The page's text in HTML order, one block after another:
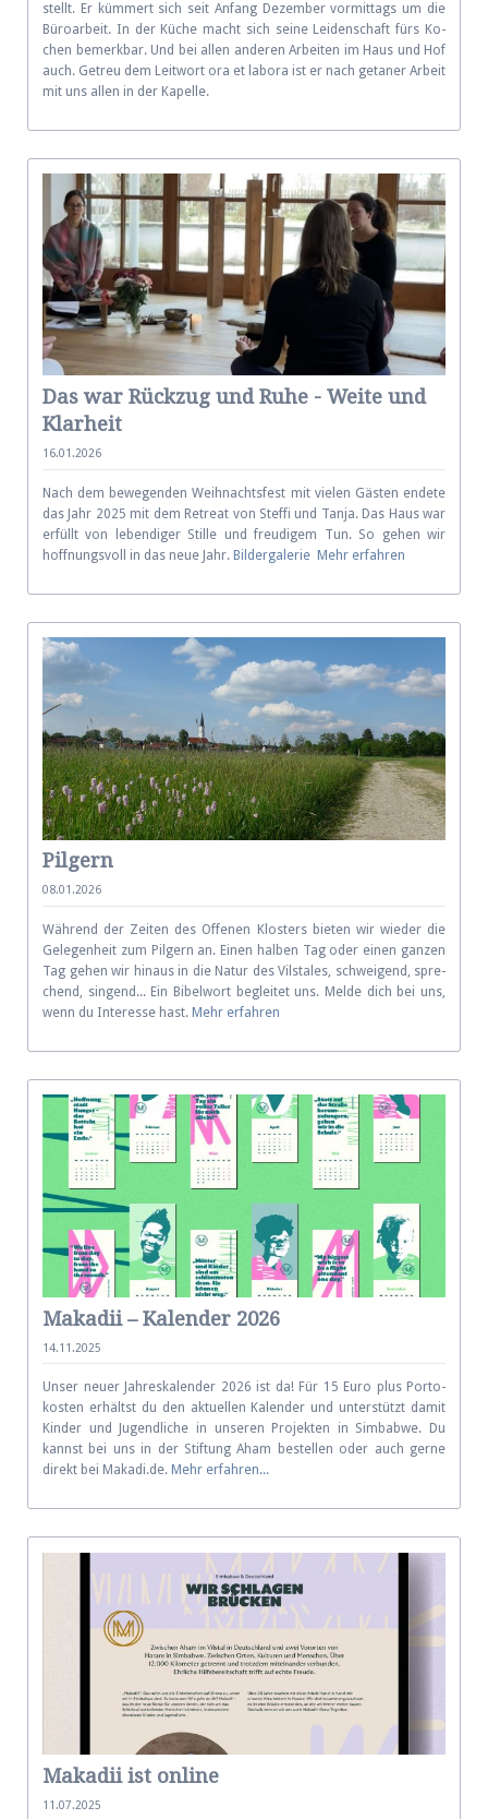
stellt. Er küm­mert sich seit An­fang De­zem­ber vor­mit­tags um die
Bü­ro­ar­beit. In der Kü­che macht sich seine Lei­den­schaft fürs Ko­
chen be­merk­bar. Und bei allen an­de­ren Ar­bei­ten im Haus und Hof
auch. Ge­treu dem Leit­wort ora et la­bo­ra ist er nach ge­ta­ner Ar­beit
mit uns al­len in der Kapelle.
Das war Rückzug und Ruhe - Weite und
Klarheit
16.01.2026
Nach dem bewegenden Weihnachtsfest mit vielen Gästen endete
das Jahr 2025 mit dem Retreat von Steffi und Tanja. Das Haus war
erfüllt von lebendiger Stille und freudigem Tun. So gehen wir
hoffnungsvoll in das neue Jahr. Bildergalerie Mehr erfahren
Pilgern
08.01.2026
Während der Zei­ten des Offe­nen Klo­sters bieten wir wie­der die
Ge­legenheit zum Pil­gern an. Einen hal­ben Tag oder einen gan­zen
Tag ge­hen wir hin­aus in die Na­tur des Vils­tales, schwei­gend, spre­
chend, sin­gend... Ein Bibel­wort be­glei­tet uns. Melde dich bei uns,
wenn du In­ter­esse hast. Mehr erfahren
Makadii – Kalender 2026
14.11.2025
Unser neuer Jahres­kalender 2026 ist da! Für 15 Euro plus Porto­
kosten erhältst du den aktuellen Ka­len­der und unter­stützt da­mit
Kinder und Ju­gend­liche in unse­ren Pro­jekten in Simbabwe. Du
kannst bei uns in der Stiftung Aham be­stellen oder auch gerne
direkt bei Makadi.de. Mehr erfahren...
Makadii ist online
11.07.2025